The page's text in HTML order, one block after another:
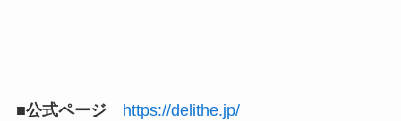
■公式ページ https://delithe.jp/